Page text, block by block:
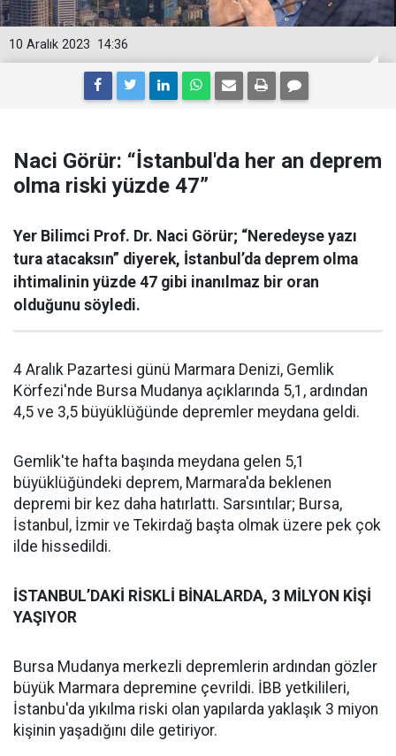
14:36
10 Aralık 2023
Naci Görür: “İstanbul'da her an deprem
olma riski yüzde 47”
Yer Bilimci Prof. Dr. Naci Görür; “Neredeyse yazı
tura atacaksın” diyerek, İstanbul’da deprem olma
ihtimalinin yüzde 47 gibi inanılmaz bir oran
olduğunu söyledi.
4 Aralık Pazartesi günü Marmara Denizi, Gemlik
Körfezi'nde Bursa Mudanya açıklarında 5,1, ardından
4,5 ve 3,5 büyüklüğünde depremler meydana geldi.
Gemlik'te hafta başında meydana gelen 5,1
büyüklüğündeki deprem, Marmara'da beklenen
depremi bir kez daha hatırlattı. Sarsıntılar; Bursa,
İstanbul, İzmir ve Tekirdağ başta olmak üzere pek çok
ilde hissedildi.
İSTANBUL’DAKİ RİSKLİ BİNALARDA, 3 MİLYON KİŞİ
YAŞIYOR
Bursa Mudanya merkezli depremlerin ardından gözler
büyük Marmara depremine çevrildi. İBB yetkilileri,
İstanbu'da yıkılma riski olan yapılarda yaklaşık 3 miyon
kişinin yaşadığını dile getiriyor.